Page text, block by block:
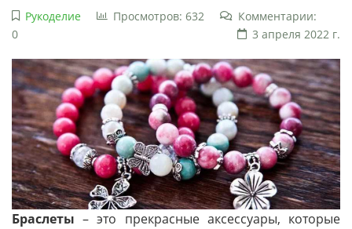
Рукоделие Просмотров: 632
Комментарии:
0
3 апреля 2022 г.
Браслеты – это прекрасные аксессуары, которые